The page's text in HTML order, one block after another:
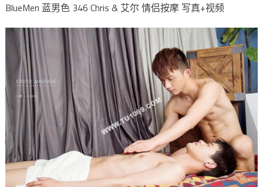
BlueMen 蓝男色 346 Chris & 艾尔 情侣按摩 写真+视频